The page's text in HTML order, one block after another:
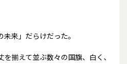
来」だらけだった。
揃えて並ぶ数々の国旗、白く、